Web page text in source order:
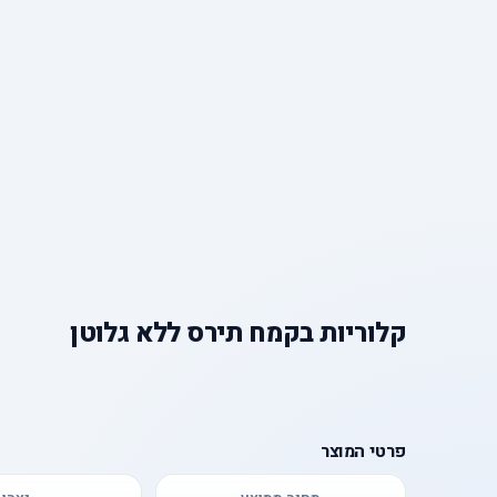
קלוריותבקמח תירס ללא גלוטן
פרטי המוצר